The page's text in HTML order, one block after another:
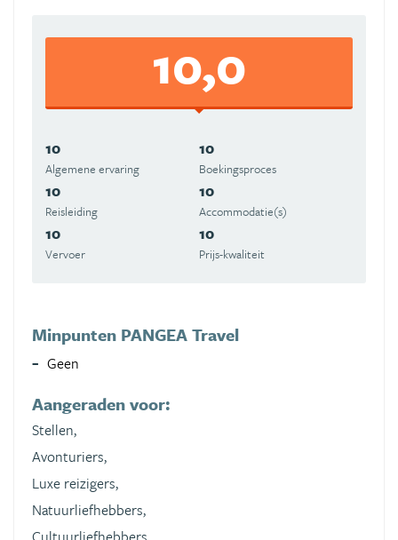
10,0
10
Algemene ervaring
10
Boekingsproces
10
Reisleiding
10
Accommodatie(s)
10
Vervoer
10
Prijs-kwaliteit
Minpunten PANGEA Travel
Geen
Aangeraden voor:
Stellen,
Avonturiers,
Luxe reizigers,
Natuurliefhebbers,